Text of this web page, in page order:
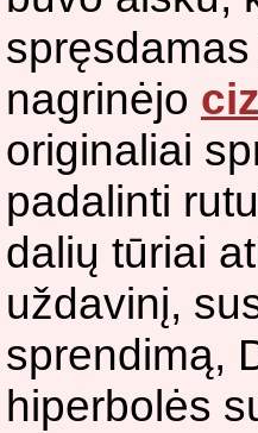
nagrinėjo
originaliai
padalinti
dalių tūriai
uždavinį,
sprendimą,
hiperbolės